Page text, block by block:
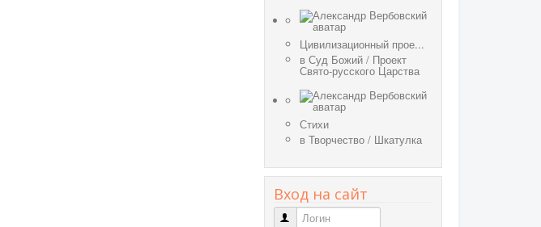
Цивилизационный прое...
в Суд Божий / Проект
Свято-русского Царства
Стихи
в Творчество / Шкатулка
Вход на сайт
Логин